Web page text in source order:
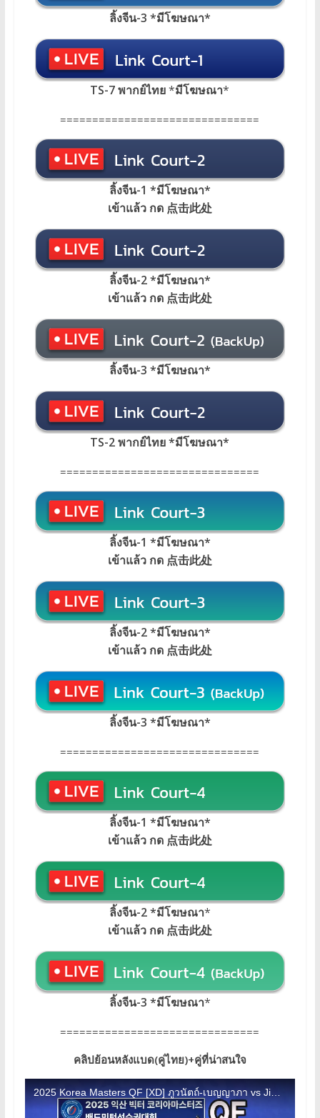
ลิ้งจีน-3 *มีโฆษณา*
TS-7 พากย์ไทย*มีโฆษณา*
===============================
ลิ้งจีน-1 *มีโฆษณา*
เข้าแล้ว กด 点击此处
ลิ้งจีน-2 *มีโฆษณา*
เข้าแล้ว กด 点击此处
ลิ้งจีน-3 *มีโฆษณา*
TS-2 พากย์ไทย*มีโฆษณา*
===============================
ลิ้งจีน-1 *มีโฆษณา*
เข้าแล้ว กด 点击此处
ลิ้งจีน-2 *มีโฆษณา*
เข้าแล้ว กด 点击此处
ลิ้งจีน-3 *มีโฆษณา*
===============================
ลิ้งจีน-1 *มีโฆษณา*
เข้าแล้ว กด 点击此处
ลิ้งจีน-2 *มีโฆษณา*
เข้าแล้ว กด 点击此处
ลิ้งจีน-3 *มีโฆษณา*
===============================
คลิปย้อนหลังแบด(คู่ไทย)+คู่ที่น่าสนใจ